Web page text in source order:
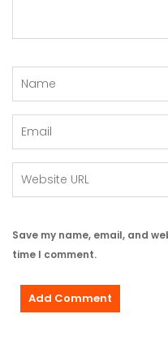
Save my name, email, and
time I comment.